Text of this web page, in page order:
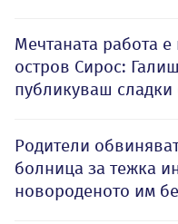
Мечтаната работа е
остров Сирос:
публикуваш сладки
Родители
болница за тежка
новороденото им